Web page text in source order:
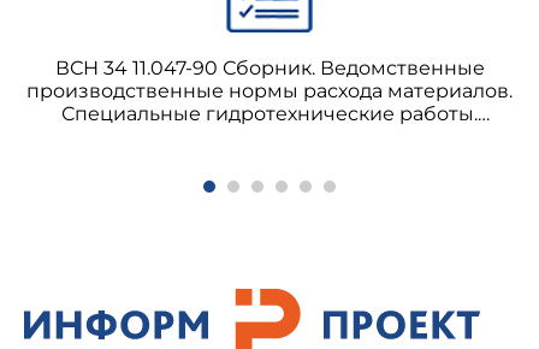
ВСН 34 11.047-90 Сборник. Ведомственные
производственные нормы расхода материалов.
Специальные гидротехнические работы.